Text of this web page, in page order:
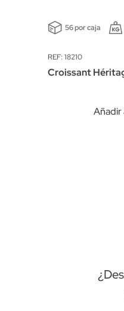
56 por caja
REF: 18210
Croissant
Añadir